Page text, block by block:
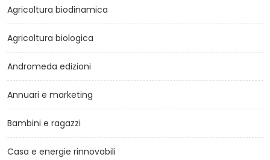
Agricoltura biodinamica
Agricoltura biologica
Andromeda edizioni
Annuari e marketing
Bambini e ragazzi
Casa e energie rinnovabili